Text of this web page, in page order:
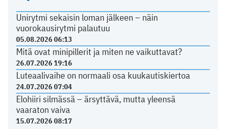
Unirytmi sekaisin loman jälkeen – näin
vuorokausirytmi palautuu
05.08.2026 06:13
Mitä ovat minipillerit ja miten ne vaikuttavat?
26.07.2026 19:16
Luteaalivaihe on normaali osa kuukautiskiertoa
24.07.2026 07:04
Elohiiri silmässä – ärsyttävä, mutta yleensä
vaaraton vaiva
15.07.2026 08:17